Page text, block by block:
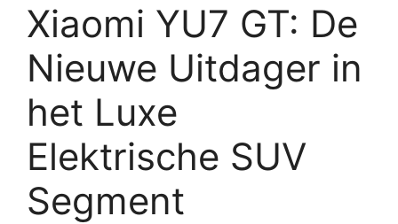
Xiaomi YU7 GT: De
Nieuwe Uitdager in
het Luxe
Elektrische SUV
Segment